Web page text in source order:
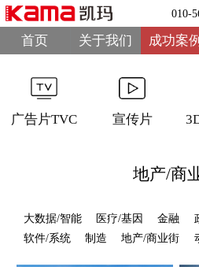
010-
首页 关于我们 成功案例
广告片TVC 宣传片
地产/商
大数据/智能 医疗/基因 金融
软件/系统
制造 地产/商业街